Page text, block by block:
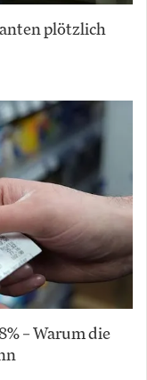
plötzlich
– Warum die